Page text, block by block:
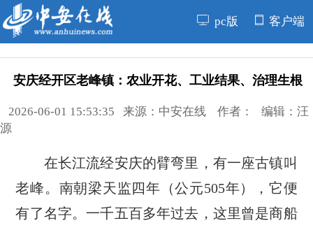
pc版 客户端
安庆经开区老峰镇：农业开花、工业结果、治理生根
2026-06-01 15:53:35 来源：中安在线 作者： 编辑：汪
源
在长江流经安庆的臂弯里，有一座古镇叫
老峰。南朝梁天监四年（公元505年），它便
有了名字。一千五百多年过去，这里曾是商船